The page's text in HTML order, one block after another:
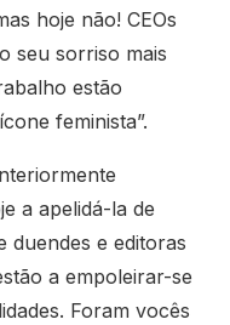
hoje não! CEOs
seu sorriso mais
estão
feminista”.
a apelidá-la de
duendes e editoras
a empoleirar-se
Foram vocês